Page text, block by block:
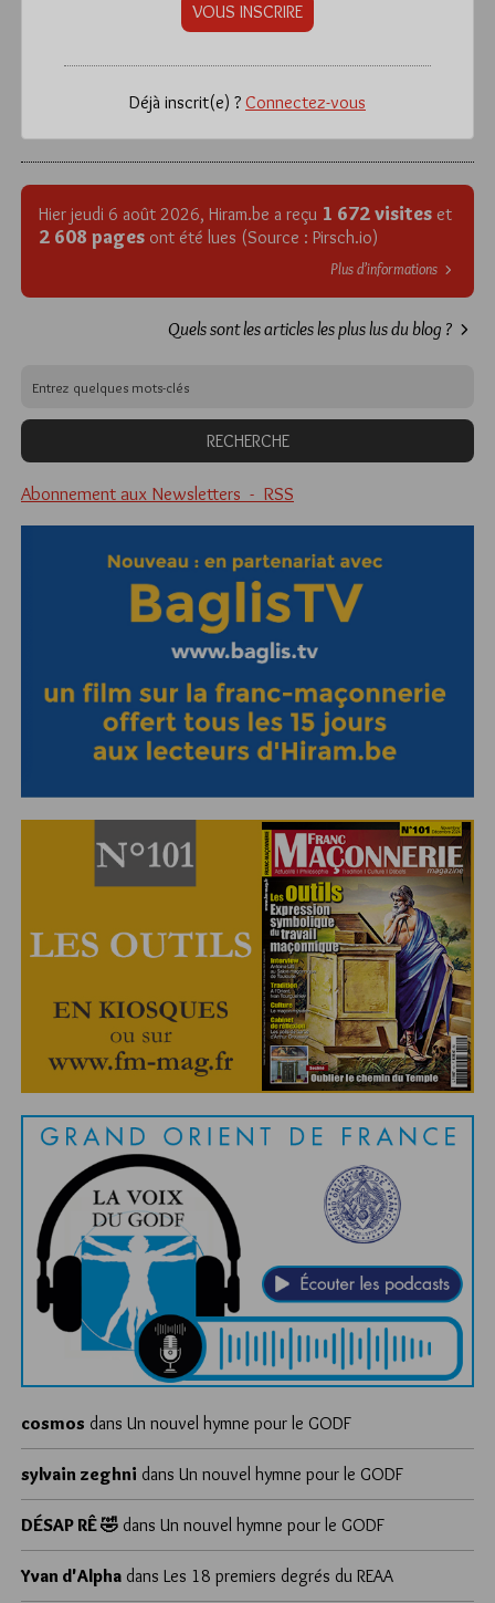
VOUS INSCRIRE
Déjà inscrit(e) ? Connectez-vous
Hier jeudi 6 août 2026, Hiram.be a reçu 1 672 visites et
2 608 pages ont été lues (Source : Pirsch.io)
Plus d’informations
Quels sont les articles les plus lus du blog ?
Abonnement aux Newsletters - RSS
cosmos dans Un nouvel hymne pour le GODF
sylvain zeghni dans Un nouvel hymne pour le GODF
DÉSAP RÊ 🤣 dans Un nouvel hymne pour le GODF
Yvan d'Alpha dans Les 18 premiers degrés du REAA